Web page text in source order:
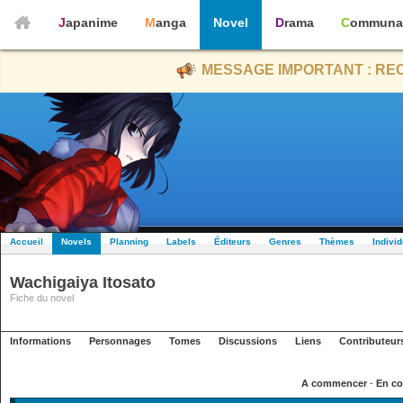
Japanime Manga Novel Drama
MESSAGE IMPORTANT :
Accueil Novels Planning Labels Éditeurs Genres Thèmes
Wachigaiya Itosato
Fiche du novel
Informations Personnages Tomes Discussions Liens
A commencer- En